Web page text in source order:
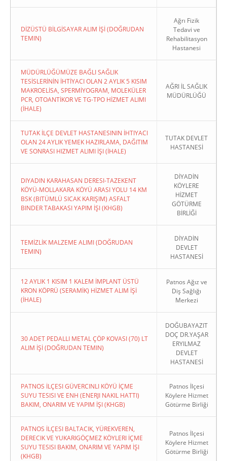
DİZÜSTÜ BİLGİSAYAR ALIM İŞİ (DOĞRUDAN
TEMIN)
Ağrı Fizik
Tedavi ve
Rehabilitasyon
Hastanesi
MÜDÜRLÜĞÜMÜZE BAĞLI SAĞLIK
TESİSLERİNİN İHTİYACI OLAN 2 AYLIK 5 KISIM
MAKROELİSA, SPERMİYOGRAM, MOLEKÜLER
PCR, OTOANTİKOR VE TG-TPO HİZMET ALIMI
(İHALE)
AĞRI İL SAĞLIK
MÜDÜRLÜĞÜ
TUTAK İLÇE DEVLET HASTANESININ İHTIYACI
OLAN 24 AYLIK YEMEK HAZIRLAMA, DAĞITIM
VE SONRASI HIZMET ALIMI İŞI (İHALE)
TUTAK DEVLET
HASTANESİ
DIYADIN KARAHASAN DERESI-TAZEKENT
KÖYÜ-MOLLAKARA KÖYÜ ARASI YOLU 14 KM
BSK (BITÜMLÜ SICAK KARIŞIM) ASFALT
BINDER TABAKASI YAPIM İŞI (KHGB)
DİYADİN
KÖYLERE
HİZMET
GÖTÜRME
BİRLİĞİ
TEMİZLİK MALZEME ALIMI (DOĞRUDAN
TEMIN)
DİYADİN
DEVLET
HASTANESİ
12 AYLIK 1 KISIM 1 KALEM İMPLANT ÜSTÜ
KRON KÖPRÜ (SERAMİK) HİZMET ALIM İŞİ
(İHALE)
Patnos Ağız ve
Diş Sağlığı
Merkezi
30 ADET PEDALLI METAL ÇÖP KOVASI (70) LT
ALIM İŞİ (DOĞRUDAN TEMIN)
DOĞUBAYAZIT
DOÇ DR.YAŞAR
ERYILMAZ
DEVLET
HASTANESİ
PATNOS İLÇESI GÜVERCINLI KÖYÜ İÇME
SUYU TESISI VE ENH (ENERJI NAKIL HATTI)
BAKIM, ONARIM VE YAPIM İŞI (KHGB)
Patnos İlçesi
Köylere Hizmet
Götürme Birliği
PATNOS İLÇESI BALTACIK, YÜREKVEREN,
DERECIK VE YUKARIGÖÇMEZ KÖYLERI İÇME
SUYU TESISI BAKIM, ONARIM VE YAPIM İŞI
(KHGB)
Patnos İlçesi
Köylere Hizmet
Götürme Birliği